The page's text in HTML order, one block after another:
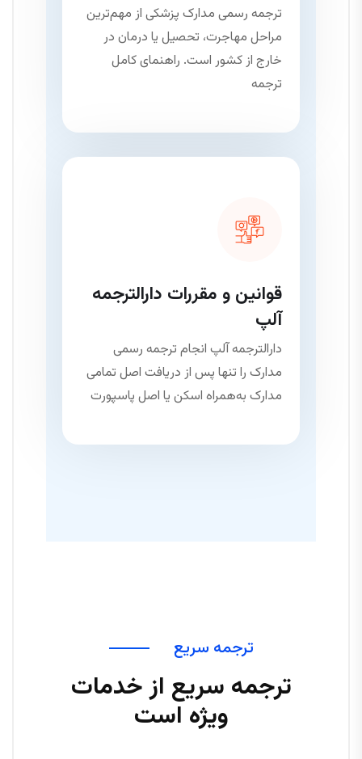
ترجمه رسمی مدارک پزشکی از مهم‌ترین
مراحل مهاجرت، تحصیل یا درمان در
خارج از کشور است. راهنمای کامل
ترجمه
قوانین و مقررات دارالترجمه
آلپ
دارالترجمه آلپ انجام ترجمه رسمی
مدارک را تنها پس از دریافت اصل تمامی
مدارک به‌همراه اسکن یا اصل پاسپورت
ترجمه سریع
ترجمه سریع از خدمات
ویژه است